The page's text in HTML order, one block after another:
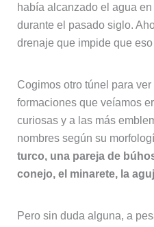
había alcanzado el agua
durante el pasado siglo.
drenaje que impide que eso
Cogimos otro túnel para
formaciones que veíamos
curiosas y a las más
nombres según su
turco, una pareja de
conejo, el minarete, la
Pero sin duda alguna, a